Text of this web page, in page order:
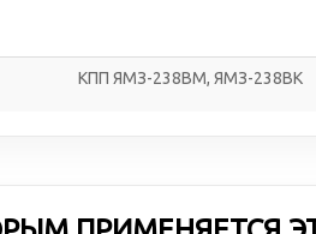
КПП ЯМЗ-238ВМ, ЯМЗ-238ВК